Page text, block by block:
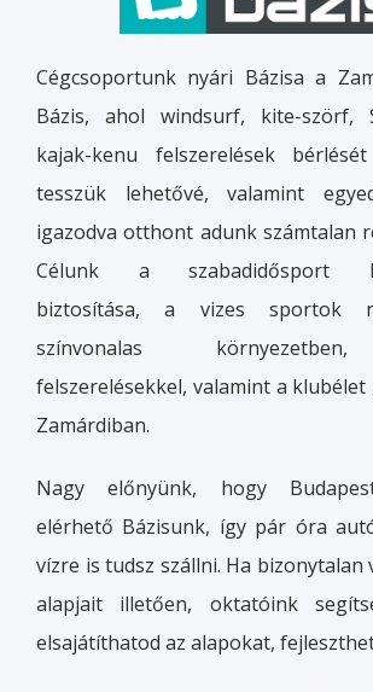
Cégcsoportunk nyári Bázisa a
Bázis, ahol windsurf, kite-szörf,
kajak-kenu felszerelések
tesszük lehetővé, valamint
igazodva otthont adunk számtalan
Célunk a szabadidősport
biztosítása, a vizes sportok
színvonalas
felszerelésekkel, valamint a
Zamárdiban.
Nagy előnyünk, hogy
elérhető Bázisunk, így pár óra
vízre is tudsz szállni. Ha bizonytalan
alapjait illetően, oktatóink
elsajátíthatod az alapokat,